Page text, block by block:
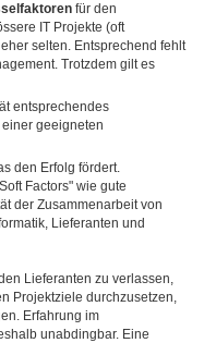
für den
IT Projekte (oft
selten. Entsprechend fehlt
Trotzdem gilt es
entsprechendes
geeigneten
den Erfolg fördert.
Factors" wie gute
der Zusammenarbeit von
Lieferanten und
Lieferanten zu verlassen,
Projektziele durchzusetzen,
Erfahrung im
unabdingbar. Eine